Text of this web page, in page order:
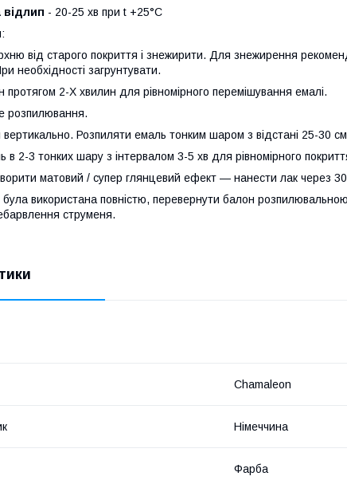
відлип - 20-25 хв при t +25°С
:
від старого покриття і знежирити. Для знежирення
необхідності загрунтувати.
протягом 2-Х хвилин для рівномірного перемішування емалі.
розпилювання.
Розпиляти емаль тонким шаром з відстані 25-30
в 2-3 тонких шару з інтервалом 3-5 хв для рівномірного
матовий / супер глянцевий ефект — нанести лак через
використана повністю, перевернути балон
струменя.
Chamaleon
Німеччина
Фарба